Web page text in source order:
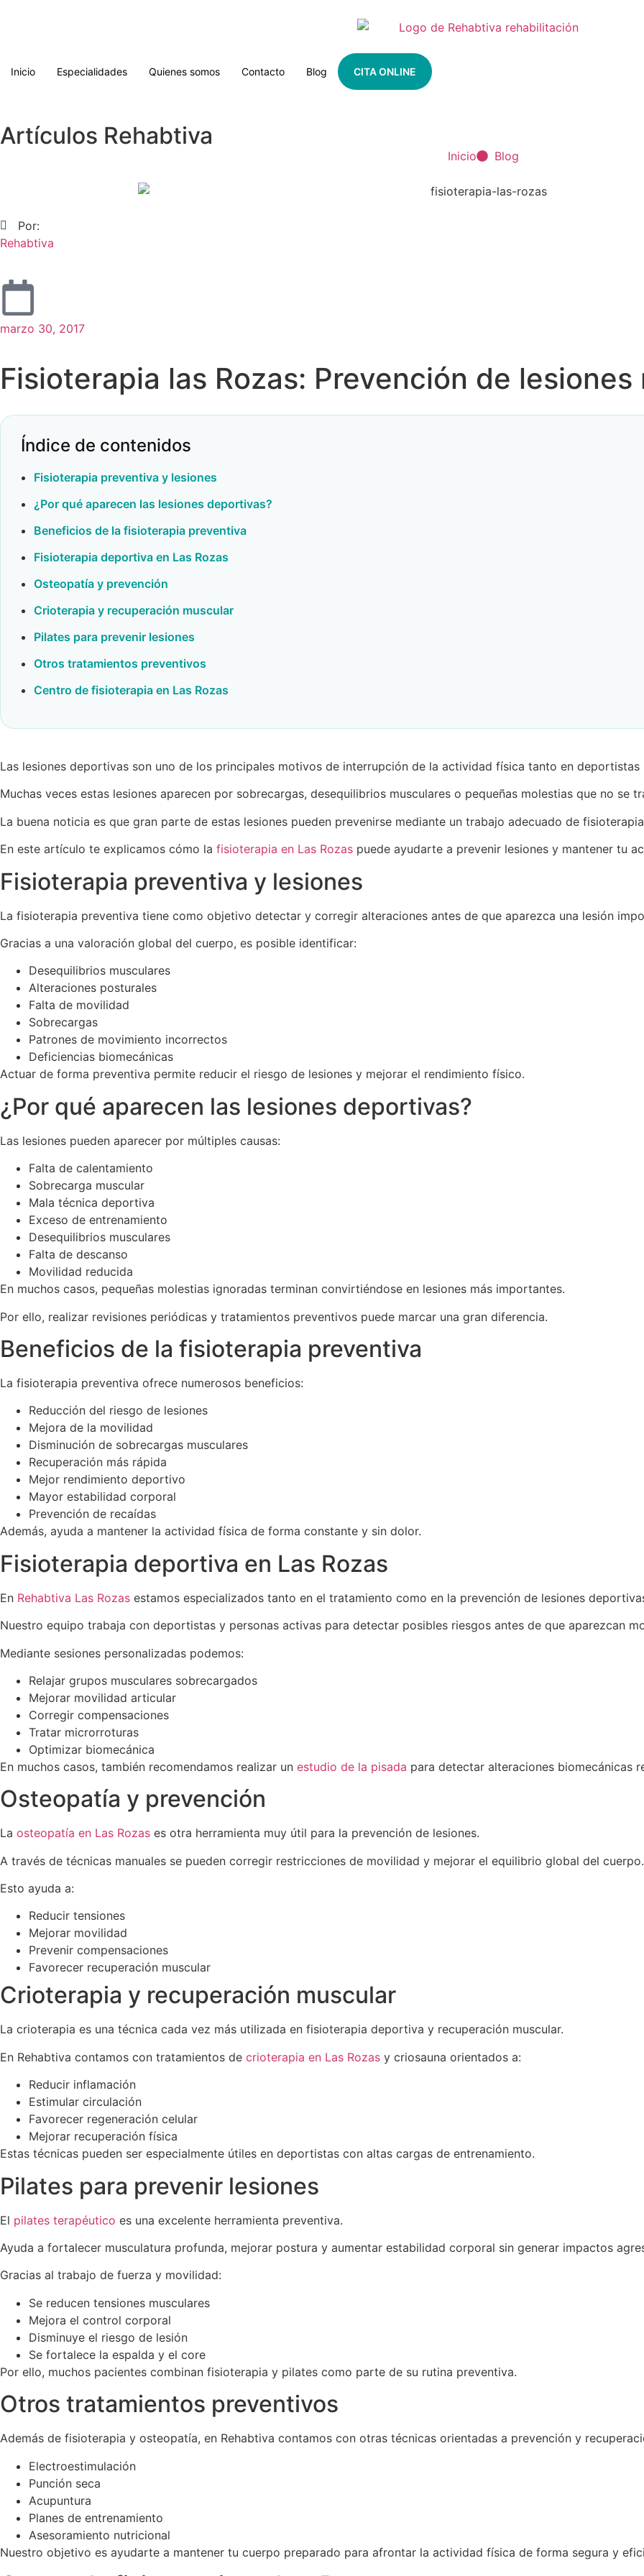
Inicio Especialidades Quienes somos Contacto Blog CITA ONLINE
Artículos Rehabtiva
Inicio Blog
Por:
Rehabtiva
marzo 30, 2017
Fisioterapia las Rozas: Prevención de
Índice de contenidos
Fisioterapia preventiva y lesiones
¿Por qué aparecen las lesiones deportivas?
Beneficios de la fisioterapia preventiva
Fisioterapia deportiva en Las Rozas
Osteopatía y prevención
Crioterapia y recuperación muscular
Pilates para prevenir lesiones
Otros tratamientos preventivos
Centro de fisioterapia en Las Rozas
Las lesiones deportivas son uno de los principales motivos de interrupción de la actividad física tanto en
Muchas veces estas lesiones aparecen por sobrecargas, desequilibrios musculares o pequeñas molestias que no se
La buena noticia es que gran parte de estas lesiones pueden prevenirse mediante un trabajo adecuado de
En este artículo te explicamos cómo la fisioterapia en Las Rozas puede ayudarte a prevenir lesiones y mantener tu
Fisioterapia preventiva y lesiones
La fisioterapia preventiva tiene como objetivo detectar y corregir alteraciones antes de que aparezca una lesión
Gracias a una valoración global del cuerpo, es posible identificar:
Desequilibrios musculares
Alteraciones posturales
Falta de movilidad
Sobrecargas
Patrones de movimiento incorrectos
Deficiencias biomecánicas
Actuar de forma preventiva permite reducir el riesgo de lesiones y mejorar el rendimiento físico.
¿Por qué aparecen las lesiones deportivas?
Las lesiones pueden aparecer por múltiples causas:
Falta de calentamiento
Sobrecarga muscular
Mala técnica deportiva
Exceso de entrenamiento
Desequilibrios musculares
Falta de descanso
Movilidad reducida
En muchos casos, pequeñas molestias ignoradas terminan convirtiéndose en lesiones más importantes.
Por ello, realizar revisiones periódicas y tratamientos preventivos puede marcar una gran diferencia.
Beneficios de la fisioterapia preventiva
La fisioterapia preventiva ofrece numerosos beneficios:
Reducción del riesgo de lesiones
Mejora de la movilidad
Disminución de sobrecargas musculares
Recuperación más rápida
Mejor rendimiento deportivo
Mayor estabilidad corporal
Prevención de recaídas
Además, ayuda a mantener la actividad física de forma constante y sin dolor.
Fisioterapia deportiva en Las Rozas
En Rehabtiva Las Rozas estamos especializados tanto en el tratamiento como en la prevención de lesiones
Nuestro equipo trabaja con deportistas y personas activas para detectar posibles riesgos antes de que aparezcan
Mediante sesiones personalizadas podemos:
Relajar grupos musculares sobrecargados
Mejorar movilidad articular
Corregir compensaciones
Tratar microrroturas
Optimizar biomecánica
En muchos casos, también recomendamos realizar un estudio de la pisada para detectar alteraciones biomecánicas
Osteopatía y prevención
La osteopatía en Las Rozas es otra herramienta muy útil para la prevención de lesiones.
A través de técnicas manuales se pueden corregir restricciones de movilidad y mejorar el equilibrio global del cuerpo.
Esto ayuda a:
Reducir tensiones
Mejorar movilidad
Prevenir compensaciones
Favorecer recuperación muscular
Crioterapia y recuperación muscular
La crioterapia es una técnica cada vez más utilizada en fisioterapia deportiva y recuperación muscular.
En Rehabtiva contamos con tratamientos de crioterapia en Las Rozas y criosauna orientados a:
Reducir inflamación
Estimular circulación
Favorecer regeneración celular
Mejorar recuperación física
Estas técnicas pueden ser especialmente útiles en deportistas con altas cargas de entrenamiento.
Pilates para prevenir lesiones
El pilates terapéutico es una excelente herramienta preventiva.
Ayuda a fortalecer musculatura profunda, mejorar postura y aumentar estabilidad corporal sin generar impactos
Gracias al trabajo de fuerza y movilidad:
Se reducen tensiones musculares
Mejora el control corporal
Disminuye el riesgo de lesión
Se fortalece la espalda y el core
Por ello, muchos pacientes combinan fisioterapia y pilates como parte de su rutina preventiva.
Otros tratamientos preventivos
Además de fisioterapia y osteopatía, en Rehabtiva contamos con otras técnicas orientadas a prevención y
Electroestimulación
Punción seca
Acupuntura
Planes de entrenamiento
Asesoramiento nutricional
Nuestro objetivo es ayudarte a mantener tu cuerpo preparado para afrontar la actividad física de forma segura y